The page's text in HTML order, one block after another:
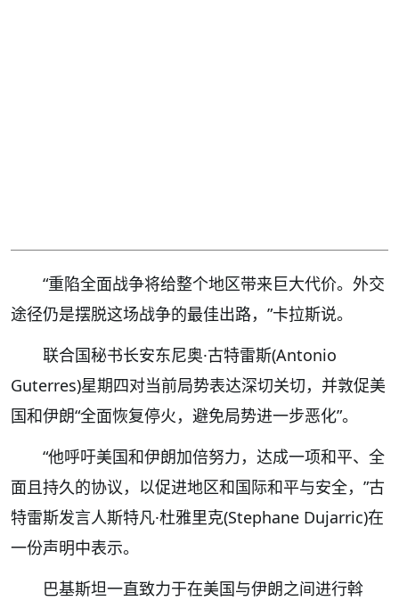
“重陷全面战争将给整个地区带来巨大代价。外交
途径仍是摆脱这场战争的最佳出路，”卡拉斯说。
联合国秘书长安东尼奥·古特雷斯(Antonio
Guterres)星期四对当前局势表达深切关切，并敦促美
国和伊朗“全面恢复停火，避免局势进一步恶化”。
“他呼吁美国和伊朗加倍努力，达成一项和平、全
面且持久的协议，以促进地区和国际和平与安全，”古
特雷斯发言人斯特凡·杜雅里克(Stephane Dujarric)在
一份声明中表示。
巴基斯坦一直致力于在美国与伊朗之间进行斡